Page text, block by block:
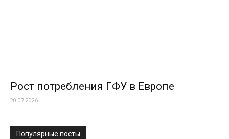
Рост потребления ГФУ в Европе
20.07.2026
Популярные посты